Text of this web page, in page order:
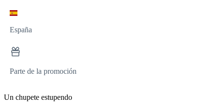
España
Parte de la promoción
Un chupete estupendo